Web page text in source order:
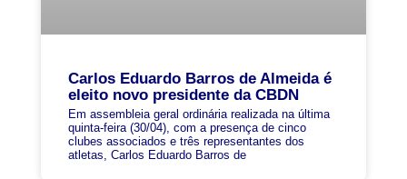
Carlos Eduardo Barros de Almeida é
eleito novo presidente da CBDN
Em assembleia geral ordinária realizada na última
quinta-feira (30/04), com a presença de cinco
clubes associados e três representantes dos
atletas, Carlos Eduardo Barros de